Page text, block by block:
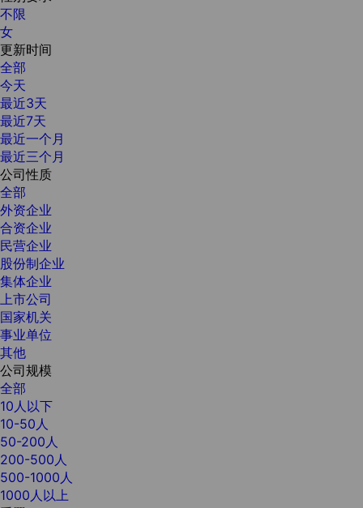
不限
女
更新时间
全部
今天
最近3天
最近7天
最近一个月
最近三个月
公司性质
全部
外资企业
合资企业
民营企业
股份制企业
集体企业
上市公司
国家机关
事业单位
其他
公司规模
全部
10人以下
10-50人
50-200人
200-500人
500-1000人
1000人以上